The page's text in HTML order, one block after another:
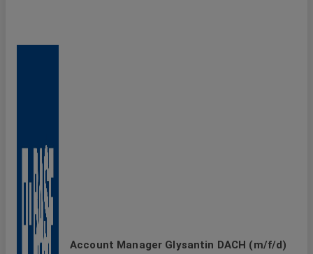
Account Manager Glysantin DACH (m/f/d)